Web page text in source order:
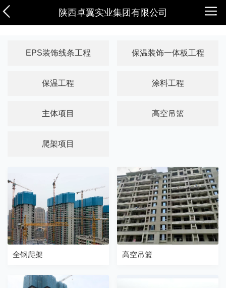
陕西卓翼实业集团有限公司
EPS装饰线条工程 保温装饰一体板工程
保温工程 涂料工程
主体项目 高空吊篮
爬架项目
全钢爬架 高空吊篮